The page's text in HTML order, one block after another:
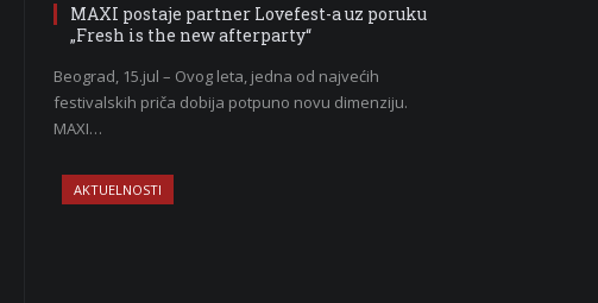
MAXI postaje partner Lovefest-a uz poruku
„Fresh is the new afterparty“
Beograd, 15.jul – Ovog leta, jedna od najvećih
festivalskih priča dobija potpuno novu dimenziju.
MAXI…
AKTUELNOSTI